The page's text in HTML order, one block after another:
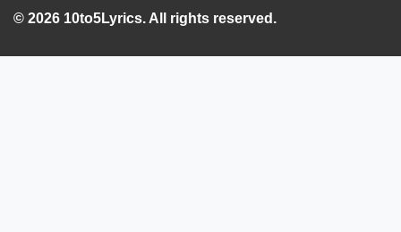
© 2026 10to5Lyrics. All rights reserved.